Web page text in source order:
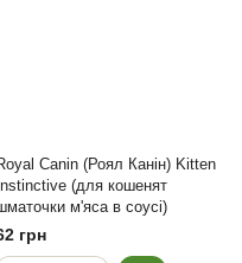
Canin (Роял Канін) Kitten
Instinctive (для кошенят
м'яса в соусі)
грн